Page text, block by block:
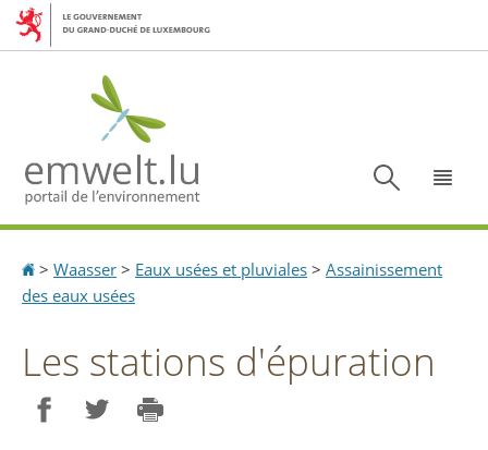
Aller
Aller
Accueil
> Waasser > Eaux usées et pluviales > Assainissement
des eaux usées
Les stations d'épuration